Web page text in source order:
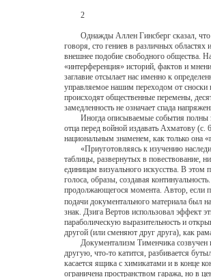
2
Однажды Аллен Гинсберг сказал, что
говоря, сто гениев в различных
внешнее подобие свободного общества.
«интерференция» историй, фактов и
заглавие отсылает нас именно к
управляемое нашим переходом от сноски
происходят общественные перемены,
замедленность не означает спада
Иногда описываемые события полны
отца перед войной издавать Ахматову
национальным знаменем, как только она
«Приуготовляясь к изучению наследия
таблицы, развернутых в повествование,
единицам визуального искусства. В
голоса, образы, создавая
продолжающегося момента. Автор, если
подачи документального материала был
знак. Дзига Вертов использовал эффект
параболическую выразительность и
другой (или сменяют друг друга), как
Документализм Тименчика созвучен и
другую, что-то катится, разбивается
касается ящика с химикатами и в конце
ограничена пространством гаража, но в